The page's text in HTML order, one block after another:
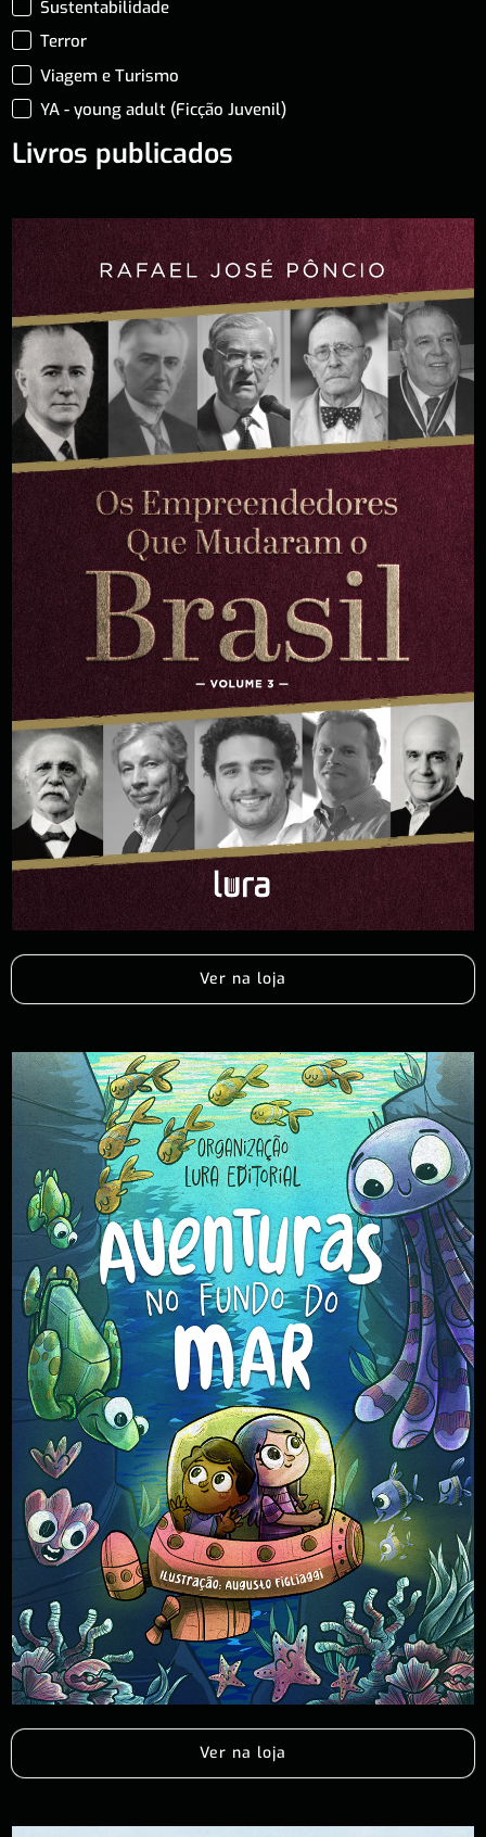
Sustentabilidade
Terror
Viagem e Turismo
YA - young adult (Ficção Juvenil)
Livros publicados
Ver na loja
Ver na loja